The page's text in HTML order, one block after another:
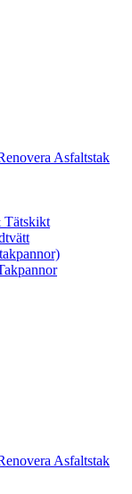
Asfaltstak
Tätskikt
Asfaltstak